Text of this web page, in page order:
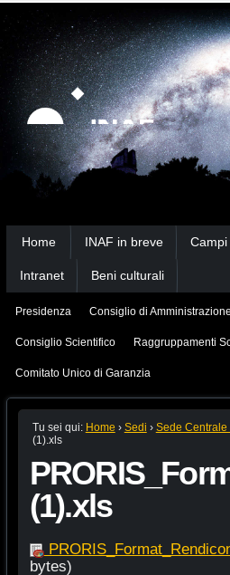
Strumenti
personali
Salta
contenuti.
|
Salta
alla
navigazione
Ricerca
avanzata…
Home INAF in breve Campi
Intranet Beni culturali
Presidenza Consiglio di Amministrazione
Consiglio Scientifico Raggruppamenti
Comitato Unico di Garanzia
Tu sei qui: Home › Sedi › Sede Centrale
(1).xls
(1).xls
bytes)